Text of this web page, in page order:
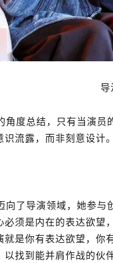
角度总结，只有当演
流露，而非刻意设计
向了导演领域，她参
必须是内在的表达欲
就是你有表达欲望，
找到能并肩作战的伙